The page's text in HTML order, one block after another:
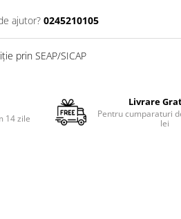
ajutor? 0245210105
prin SEAP/SICAP
14 zile
Livrare
Pentru cumparaturi
lei